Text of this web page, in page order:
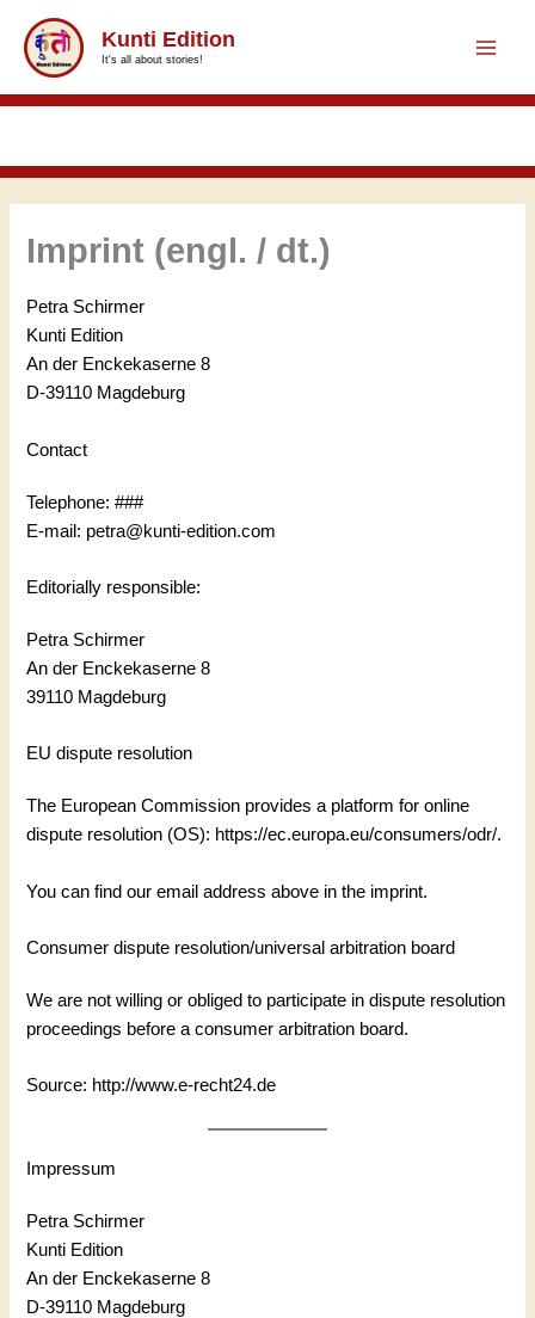
Inhalt
springen
Kunti Edition
It's all about stories!
Imprint (engl. / dt.)
Petra Schirmer
Kunti Edition
An der Enckekaserne 8
D-39110 Magdeburg
Contact
Telephone: ###
E-mail: petra@kunti-edition.com
Editorially responsible:
Petra Schirmer
An der Enckekaserne 8
39110 Magdeburg
EU dispute resolution
The European Commission provides a platform for online
dispute resolution (OS): https://ec.europa.eu/consumers/odr/.
You can find our email address above in the imprint.
Consumer dispute resolution/universal arbitration board
We are not willing or obliged to participate in dispute resolution
proceedings before a consumer arbitration board.
Source: http://www.e-recht24.de
Impressum
Petra Schirmer
Kunti Edition
An der Enckekaserne 8
D-39110 Magdeburg